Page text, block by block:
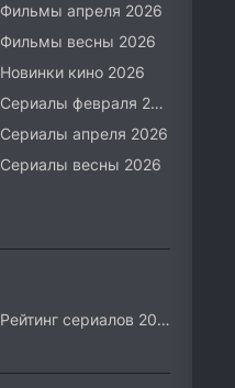
Фильмы апреля 2026
Фильмы весны 2026
Новинки кино 2026
Сериалы февраля 2026
Сериалы апреля 2026
Сериалы весны 2026
Рейтинг сериалов 2026